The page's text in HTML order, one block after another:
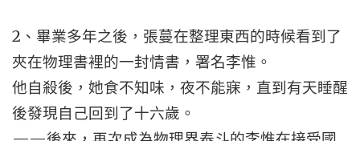
2、畢業多年之後，張蔓在整理東西的時候看到了
夾在物理書裡的一封情書，署名李惟。
他自殺後，她食不知味，夜不能寐，直到有天睡醒
後發現自己回到了十六歲。